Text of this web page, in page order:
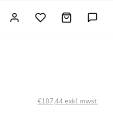
€107,44 exkl. mwst.